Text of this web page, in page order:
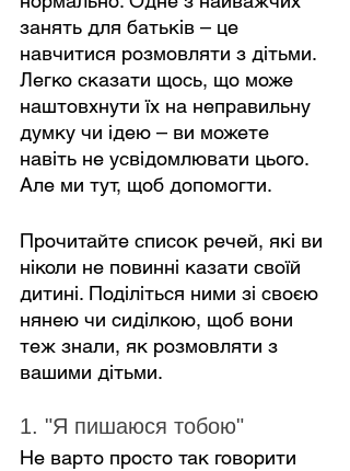
занять для батьків – це
навчитися розмовляти з дітьми.
Легко сказати щось, що може
наштовхнути їх на неправильну
думку чи ідею – ви можете
навіть не усвідомлювати цього.
Але ми тут, щоб допомогти.
Прочитайте список речей, які ви
ніколи не повинні казати своїй
дитині. Поділіться ними зі своєю
нянею чи сиділкою, щоб вони
теж знали, як розмовляти з
вашими дітьми.
1. "Я пишаюся тобою"
Не варто просто так говорити